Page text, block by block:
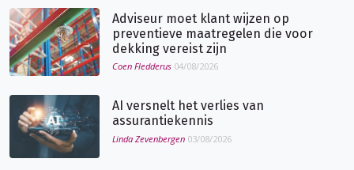
Adviseur moet klant wijzen op
preventieve maatregelen die voor
dekking vereist zijn
Coen Fledderus 04/08/2026
AI versnelt het verlies van
assurantiekennis
Linda Zevenbergen 03/08/2026